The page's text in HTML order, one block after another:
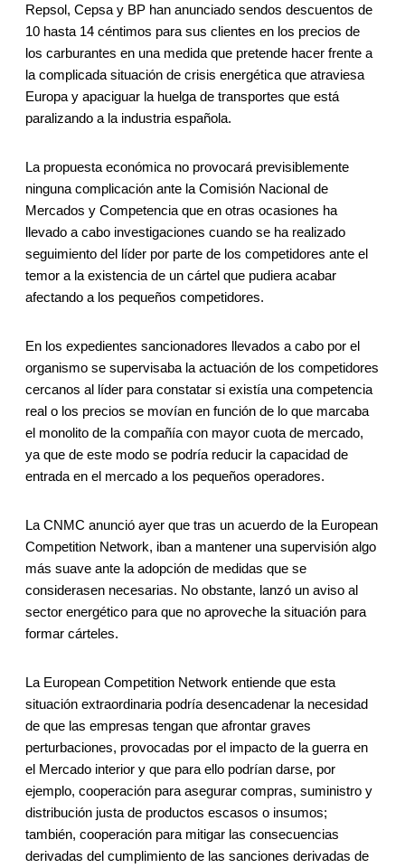
Repsol, Cepsa y BP han anunciado sendos descuentos de
10 hasta 14 céntimos para sus clientes en los precios de
los carburantes en una medida que pretende hacer frente a
la complicada situación de crisis energética que atraviesa
Europa y apaciguar la huelga de transportes que está
paralizando a la industria española.
La propuesta económica no provocará previsiblemente
ninguna complicación ante la Comisión Nacional de
Mercados y Competencia que en otras ocasiones ha
llevado a cabo investigaciones cuando se ha realizado
seguimiento del líder por parte de los competidores ante el
temor a la existencia de un cártel que pudiera acabar
afectando a los pequeños competidores.
En los expedientes sancionadores llevados a cabo por el
organismo se supervisaba la actuación de los competidores
cercanos al líder para constatar si existía una competencia
real o los precios se movían en función de lo que marcaba
el monolito de la compañía con mayor cuota de mercado,
ya que de este modo se podría reducir la capacidad de
entrada en el mercado a los pequeños operadores.
La CNMC anunció ayer que tras un acuerdo de la European
Competition Network, iban a mantener una supervisión algo
más suave ante la adopción de medidas que se
considerasen necesarias. No obstante, lanzó un aviso al
sector energético para que no aproveche la situación para
formar cárteles.
La European Competition Network entiende que esta
situación extraordinaria podría desencadenar la necesidad
de que las empresas tengan que afrontar graves
perturbaciones, provocadas por el impacto de la guerra en
el Mercado interior y que para ello podrían darse, por
ejemplo, cooperación para asegurar compras, suministro y
distribución justa de productos escasos o insumos;
también, cooperación para mitigar las consecuencias
derivadas del cumplimiento de las sanciones derivadas de